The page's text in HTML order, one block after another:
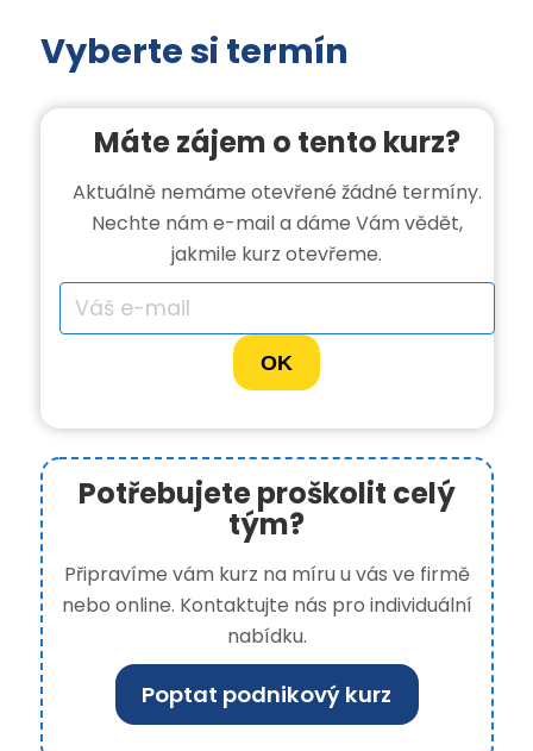
Vyberte si termín
Máte zájem o tento kurz?
Aktuálně nemáme otevřené žádné termíny.
Nechte nám e-mail a dáme Vám vědět,
jakmile kurz otevřeme.
OK
Potřebujete proškolit celý
tým?
Připravíme vám kurz na míru u vás ve firmě
nebo online. Kontaktujte nás pro individuální
nabídku.
Poptat podnikový kurz